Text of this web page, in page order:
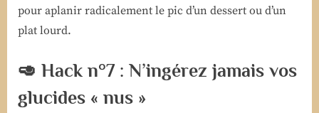
pour aplanir radicalement le pic d’un dessert ou d’un
plat lourd.
🥑 Hack n°7 : N’ingérez jamais vos
glucides « nus »